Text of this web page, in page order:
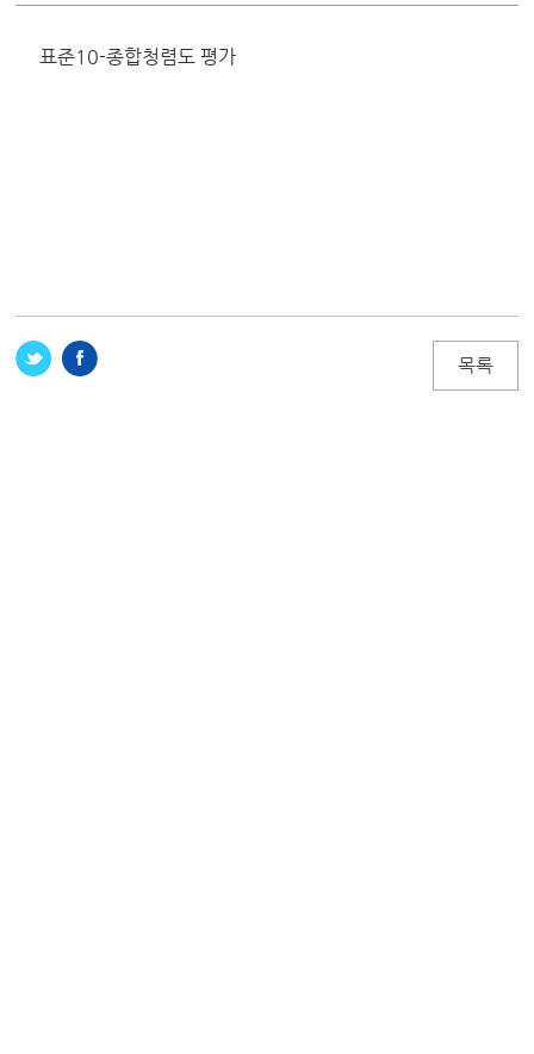
표준10-종합청렴도 평가
목록